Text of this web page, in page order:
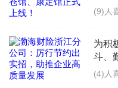
在完成初期市场启蒙，
了长达二十余年的技术
近年来，绿源亦屡获殊
键举
(9)人
为积
斗、
分公
(4)人